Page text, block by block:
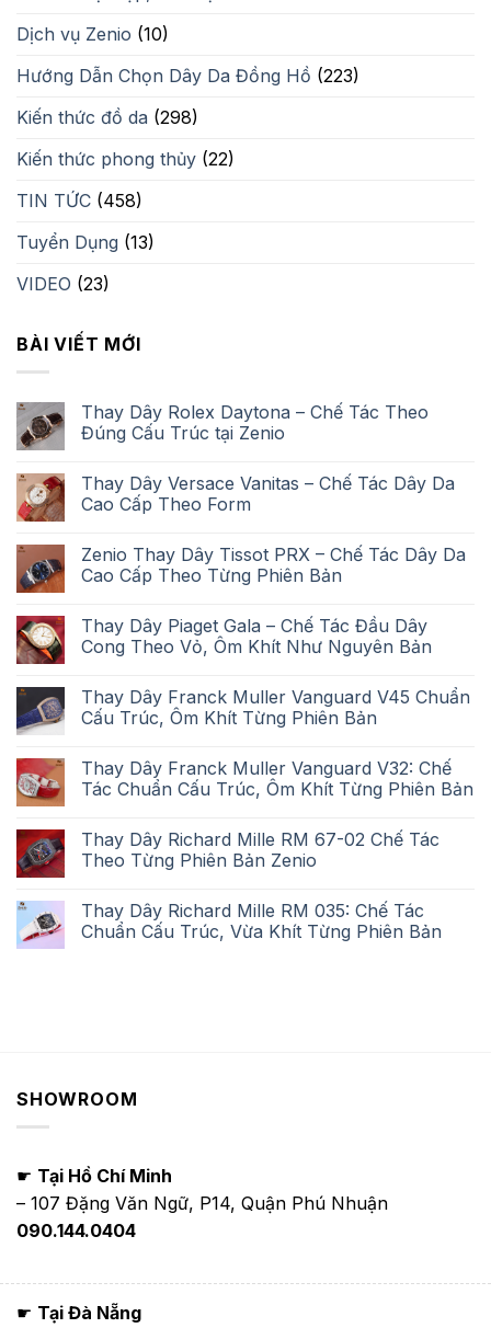
Dịch vụ Zenio (10)
Hướng Dẫn Chọn Dây Da Đồng Hồ (223)
Kiến thức đồ da (298)
Kiến thức phong thủy (22)
TIN TỨC (458)
Tuyển Dụng (13)
VIDEO (23)
BÀI VIẾT MỚI
Thay Dây Rolex Daytona – Chế Tác Theo
Đúng Cấu Trúc tại Zenio
Thay Dây Versace Vanitas – Chế Tác Dây Da
Cao Cấp Theo Form
Zenio Thay Dây Tissot PRX – Chế Tác Dây Da
Cao Cấp Theo Từng Phiên Bản
Thay Dây Piaget Gala – Chế Tác Đầu Dây
Cong Theo Vỏ, Ôm Khít Như Nguyên Bản
Thay Dây Franck Muller Vanguard V45 Chuẩn
Cấu Trúc, Ôm Khít Từng Phiên Bản
Thay Dây Franck Muller Vanguard V32: Chế
Tác Chuẩn Cấu Trúc, Ôm Khít Từng Phiên Bản
Thay Dây Richard Mille RM 67-02 Chế Tác
Theo Từng Phiên Bản Zenio
Thay Dây Richard Mille RM 035: Chế Tác
Chuẩn Cấu Trúc, Vừa Khít Từng Phiên Bản
SHOWROOM
☛ Tại Hồ Chí Minh
– 107 Đặng Văn Ngữ, P14, Quận Phú Nhuận
090.144.0404
☛ Tại Đà Nẵng